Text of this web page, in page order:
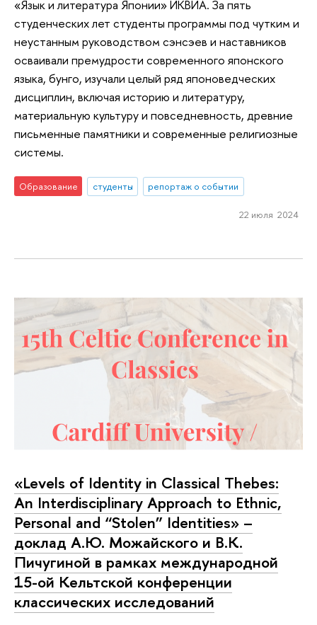
«Язык и литература Японии» ИКВИА. За пять
студенческих лет студенты программы под чутким и
неустанным руководством сэнсэев и наставников
осваивали премудрости современного японского
языка, бунго, изучали целый ряд японоведческих
дисциплин, включая историю и литературу,
материальную культуру и повседневность, древние
письменные памятники и современные религиозные
системы.
Образование студенты репортаж о событии
22 июля 2024
«Levels of Identity in Classical Thebes:
An Interdisciplinary Approach to Ethnic,
Personal and “Stolen” Identities» –
доклад А.Ю. Можайского и В.К.
Пичугиной в рамках международной
15-ой Кельтской конференции
классических исследований